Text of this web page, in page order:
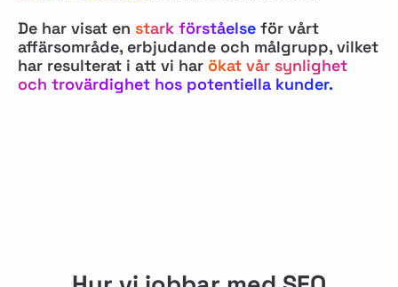
De har visat en stark förståelse för vårt
affärsområde, erbjudande och målgrupp, vilket
har resulterat i att vi har ökat vår synlighet
och trovärdighet hos potentiella kunder.